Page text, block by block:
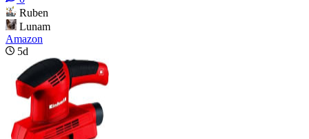
Ruben
Lunam
Amazon
5d